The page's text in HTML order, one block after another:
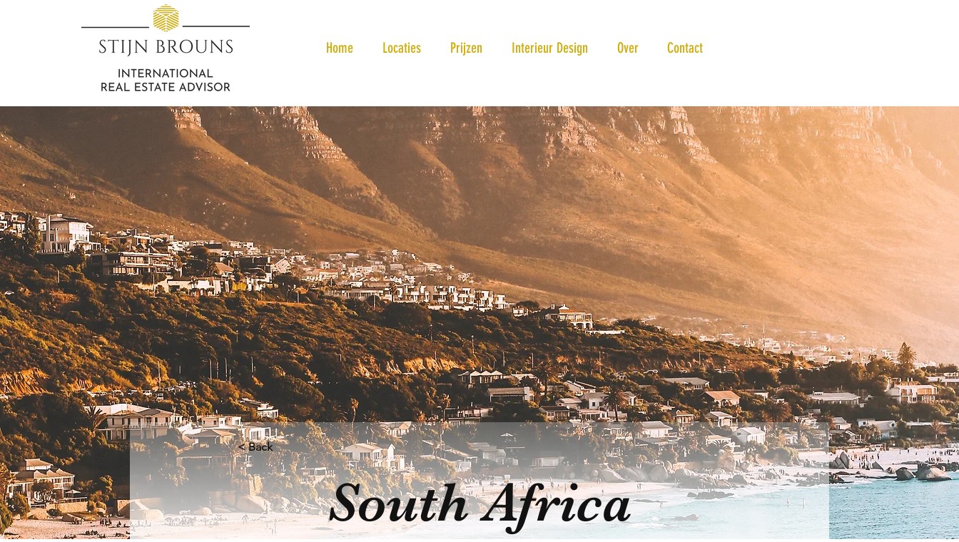
Home Locaties Prijzen Interieur Design Over Contact
< Back
South Africa